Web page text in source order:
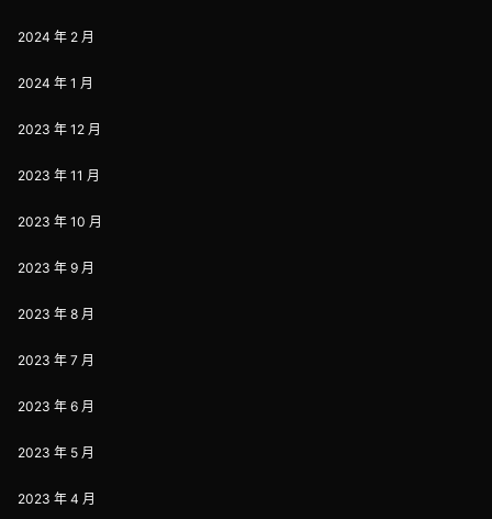
2024 年 2 月
2024 年 1 月
2023 年 12 月
2023 年 11 月
2023 年 10 月
2023 年 9 月
2023 年 8 月
2023 年 7 月
2023 年 6 月
2023 年 5 月
2023 年 4 月